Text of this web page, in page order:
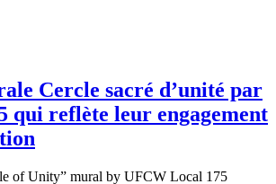
Cercle sacré d’unité par
qui reflète leur engagement